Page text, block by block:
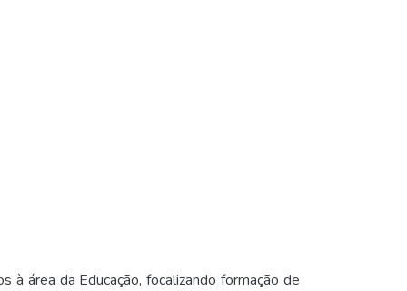
à área da Educação, focalizando formação de